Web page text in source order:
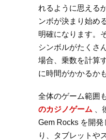
れるように思える
ンボが決まり始め
明確になります。
シンボルがたくさ
場合、乗数を計算
に時間がかかるか
全体のゲーム範囲
のカジノゲーム
Gem Rocks を開発
り、タブレットや